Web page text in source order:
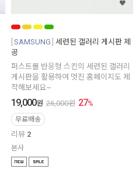
SAMSUNG 세련된 갤러리 게시판 제
공
퍼스트몰 반응형 스킨의 세련된 갤러리
게시판을 활용하여 멋진 홈페이지도 제
작해보세요~
19,000원 26,000원 27%
무료배송
리뷰 2
본사